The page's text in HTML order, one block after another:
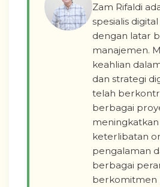
Zam Rifaldi
spesialis
dengan latar
manajemen.
keahlian
dan strategi
telah
berbagai
meningkatkan
keterlibatan
pengalaman
berbagai
berkomitmen